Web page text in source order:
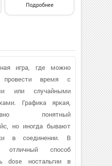
Подробнее
игра, где можно
провести время с
или случайными
Графика яркая,
понятный
но иногда бывают
в соединении. В
отличный способ
dose ностальгии в